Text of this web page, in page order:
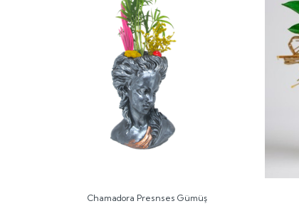
Chamadora Presnses Gümüş